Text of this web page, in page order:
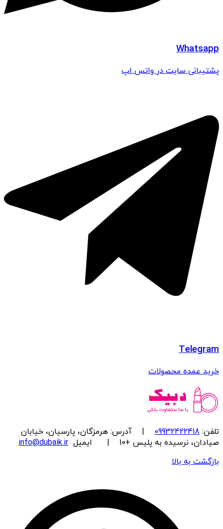
Whatsapp
پشتیبانی سایت در واتس اپ
Telegram
خرید عمده محصولات
تلفن: 09932422418 | آدرس: هرمزگان، پارسیان، خیابان
صیادان، نرسیده به پلیس +10 | ایمیل
info@dubaik.ir
بازگشت به بالا